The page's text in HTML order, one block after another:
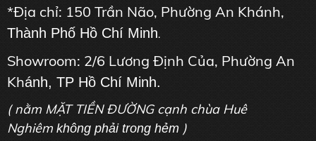
*Địa chỉ: 150 Trần Não, Phường An Khánh,
Thành Phố Hồ Chí Minh.
Showroom: 2/6 Lương Định Của, Phường An
Khánh, TP Hồ Chí Minh.
( nằm MẶT TIỀN ĐƯỜNG cạnh chùa Huê
Nghiêm không phải trong hẻm )